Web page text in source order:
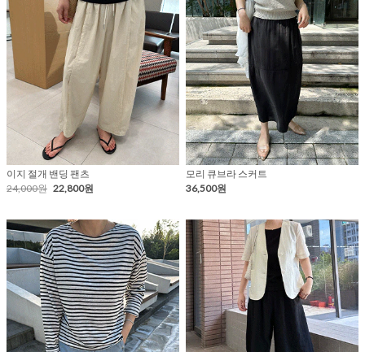
이지 절개 밴딩 팬츠
24,000원 22,800원
모리 큐브라 스커트
36,500원